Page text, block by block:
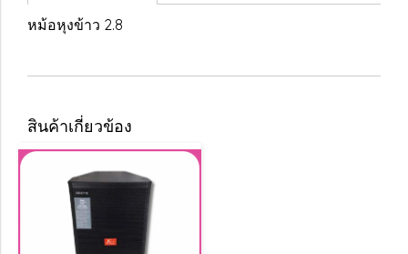
หม้อหุงข้าว 2.8
สินค้าเกี่ยวข้อง